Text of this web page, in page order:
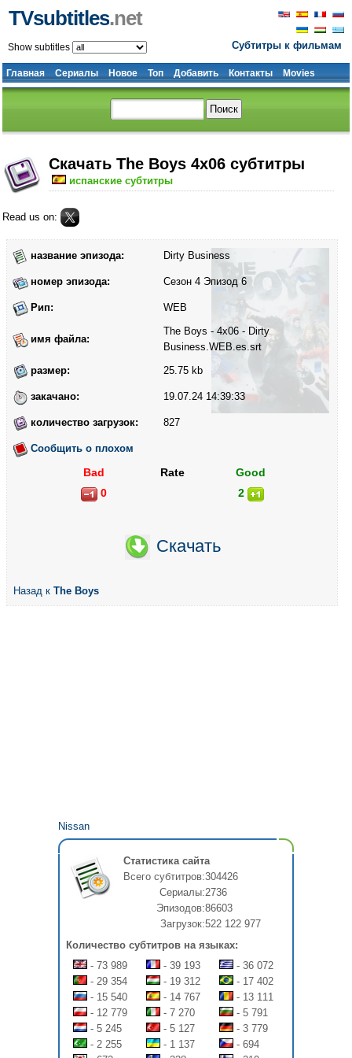
Субтитры к фильмам
TVsubtitles.net
Главная Сериалы Новое Топ Добавить Контакты Movies
Show subtitles
Скачать The Boys 4x06 субтитры
испанские субтитры
Read us on:
название эпизода: Dirty Business
номер эпизода: Сезон 4 Эпизод 6
Рип: WEB
имя файла:
The Boys - 4x06 - Dirty
Business.WEB.es.srt
размер:
25.75 kb
закачано: 19.07.24 14:39:33
количество загрузок: 827
Сообщить о плохом
Bad Rate
Good
0
2
Скачать
Назад к The Boys
Nissan
Статистика сайта
Всего субтитров:304426
Сериалы:2736
Эпизодов:86603
Загрузок:522 122 977
Количество субтитров на языках:
- 73 989
- 39 193
- 36 072
- 29 354
- 19 312
- 17 402
- 15 540
- 14 767
- 13 111
- 12 779
- 7 270
- 5 791
- 5 245
- 5 127
- 3 779
- 2 255
- 1 137
- 694